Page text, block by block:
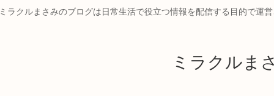
ミラクルまさみのブログは日常生活で役立つ情報を配信する目的で運
ミラクルま